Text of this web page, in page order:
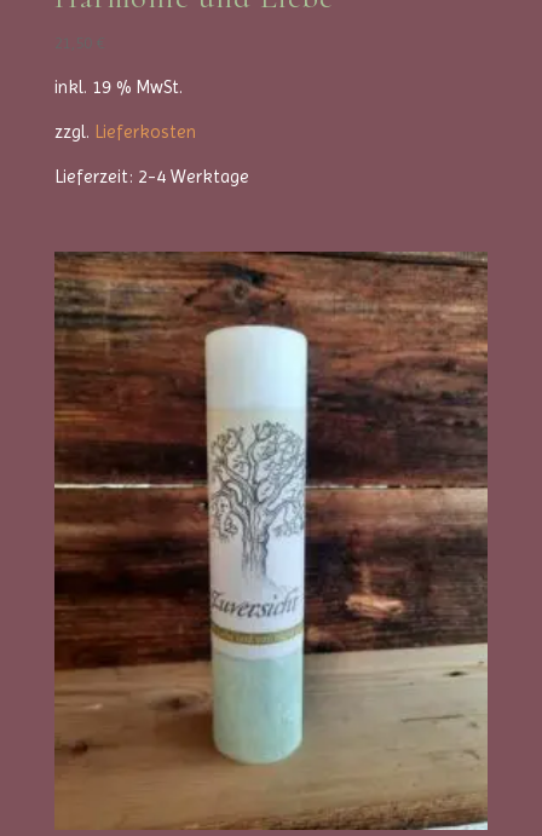
21,50 €
inkl. 19 % MwSt.
zzgl. Lieferkosten
Lieferzeit: 2-4 Werktage